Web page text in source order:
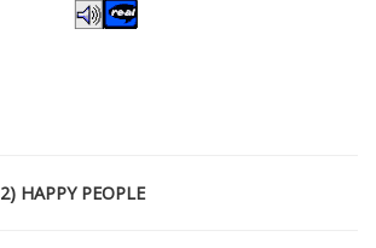
HAPPY PEOPLE